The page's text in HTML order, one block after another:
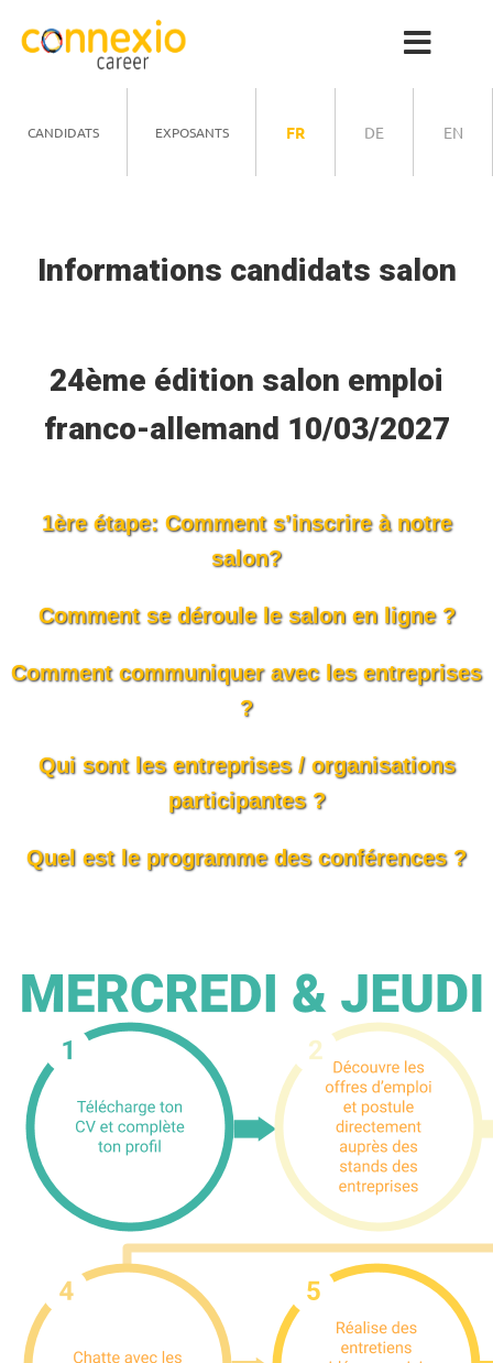
CANDIDATS EXPOSANTS FR DE EN
Informations candidats salon
24ème édition salon emploi
franco-allemand 10/03/2027
1ère étape: Comment s’inscrire à notre
salon?
Comment se déroule le salon en ligne ?
Comment communiquer avec les entreprises
?
Qui sont les entreprises / organisations
participantes ?
Quel est le programme des conférences ?